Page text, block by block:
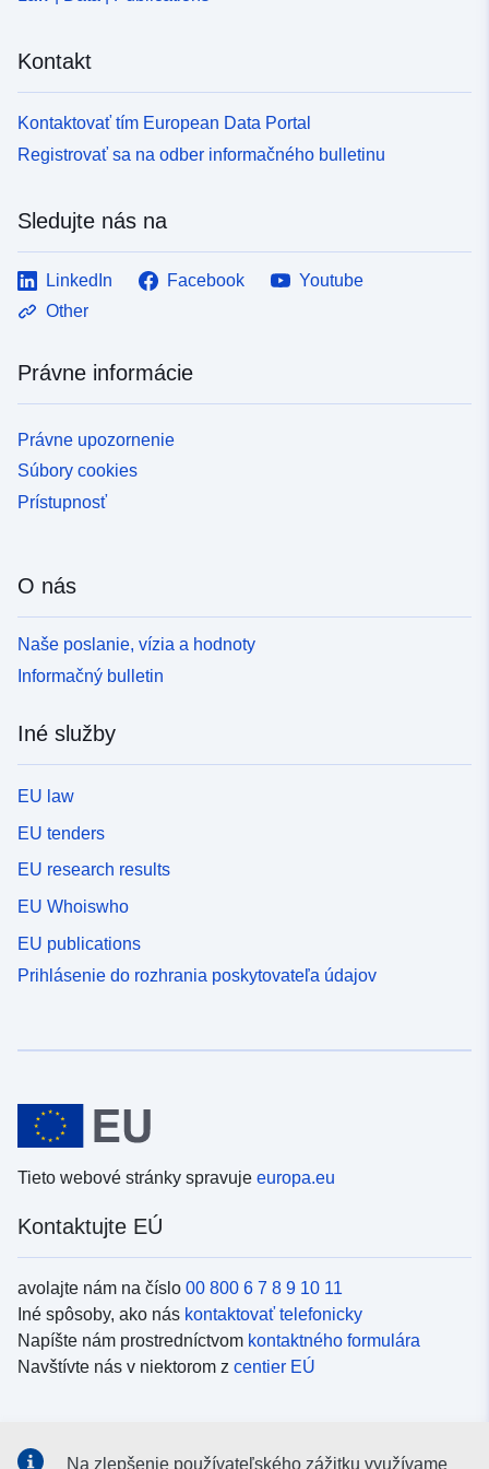
Kontakt
Kontaktovať tím European Data Portal
Registrovať sa na odber informačného bulletinu
Sledujte nás na
LinkedIn Facebook
Youtube
Other
Právne informácie
Právne upozornenie
Súbory cookies
Prístupnosť
O nás
Naše poslanie, vízia a hodnoty
Informačný bulletin
Iné služby
EU law
EU tenders
EU research results
EU Whoiswho
EU publications
Prihlásenie do rozhrania poskytovateľa údajov
Tieto webové stránky spravuje europa.eu
Kontaktujte EÚ
avolajte nám na číslo 00 800 6 7 8 9 10 11
Iné spôsoby, ako nás kontaktovať telefonicky
Napíšte nám prostredníctvom kontaktného formulára
Navštívte nás v niektorom z centier EÚ
Na zlepšenie používateľského zážitku využívame